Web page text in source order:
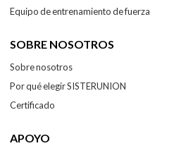
Equipo de entrenamiento de fuerza
SOBRE NOSOTROS
Sobre nosotros
Por qué elegir SISTERUNION
Certificado
APOYO